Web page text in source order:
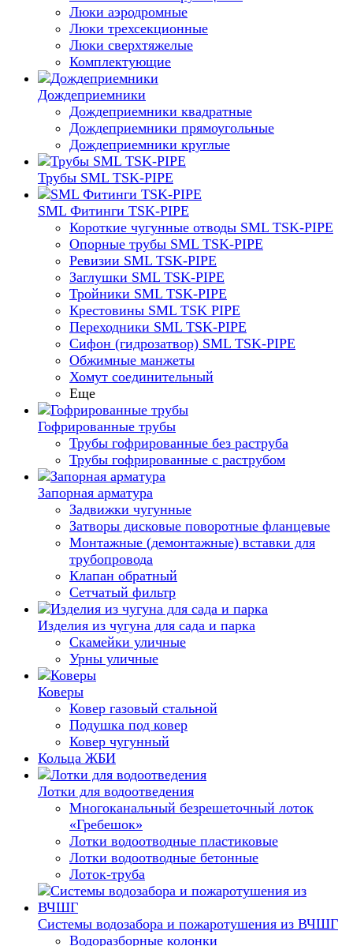
Люки аэродромные
Люки трехсекционные
Люки сверхтяжелые
Комплектующие
Дождеприемники
Дождеприемники квадратные
Дождеприемники прямоугольные
Дождеприемники круглые
Трубы SML TSK-PIPE
SML Фитинги TSK-PIPE
Короткие чугунные отводы SML TSK-PIPE
Опорные трубы SML TSK-PIPE
Ревизии SML TSK-PIPE
Заглушки SML TSK-PIPE
Тройники SML TSK-PIPE
Крестовины SML TSK PIPE
Переходники SML TSK-PIPE
Сифон (гидрозатвор) SML TSK-PIPE
Обжимные манжеты
Хомут соединительный
Еще
Гофрированные трубы
Трубы гофрированные без раструба
Трубы гофрированные с раструбом
Запорная арматура
Задвижки чугунные
Затворы дисковые поворотные фланцевые
Монтажные (демонтажные) вставки для
трубопровода
Клапан обратный
Сетчатый фильтр
Изделия из чугуна для сада и парка
Скамейки уличные
Урны уличные
Коверы
Ковер газовый стальной
Подушка под ковер
Ковер чугунный
Кольца ЖБИ
Лотки для водоотведения
Многоканальный безрешеточный лоток
«Гребешок»
Лотки водоотводные пластиковые
Лотки водоотводные бетонные
Лоток-труба
Системы водозабора и пожаротушения из ВЧШГ
Водоразборные колонки